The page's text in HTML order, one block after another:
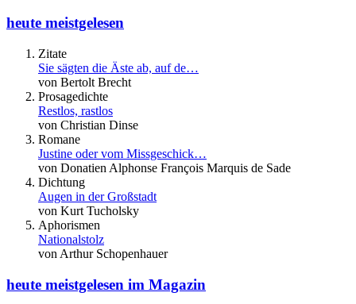
heute meistgelesen
Zitate
Sie sägten die Äste ab, auf de…
von Bertolt Brecht
Prosagedichte
Restlos, rastlos
von Christian Dinse
Romane
Justine oder vom Missgeschick…
von Donatien Alphonse François Marquis de Sade
Dichtung
Augen in der Großstadt
von Kurt Tucholsky
Aphorismen
Nationalstolz
von Arthur Schopenhauer
heute meistgelesen im Magazin